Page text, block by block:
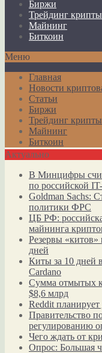
Биржи
Трейдинг крипты
Майнинг
Биткоин
Меню
Главная
Новости
Статьи
Биржи
Трейдинг крипты
Майнинг
Биткоин
Актуально
В Минцифры
по российской
Goldman Sachs:
политики ФРС
ЦБ РФ:
майнинга
Резервы «китов»
дней
Киты за 10 дней
Cardano
Сумма отмытых
$8,6 млрд
Reddit
Правительство
регулированию
Чего ждать от
Опрос: Большая